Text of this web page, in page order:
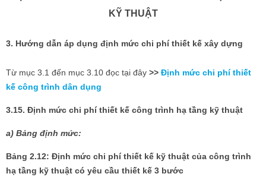
KỸ THUẬT
3. Hướng dẫn áp dụng định mức chi phí thiết kế xây dựng
Từ mục 3.1 đến mục 3.10 đọc tại đây >> Định mức chi phí thiết
kế công trình dân dụng
3.15. Định mức chi phí thiết kế công trình hạ tầng kỹ thuật
a) Bảng định mức:
Bảng 2.12: Định mức chi phí thiết kế kỹ thuật của công trình
hạ tầng kỹ thuật có yêu cầu thiết kế 3 bước